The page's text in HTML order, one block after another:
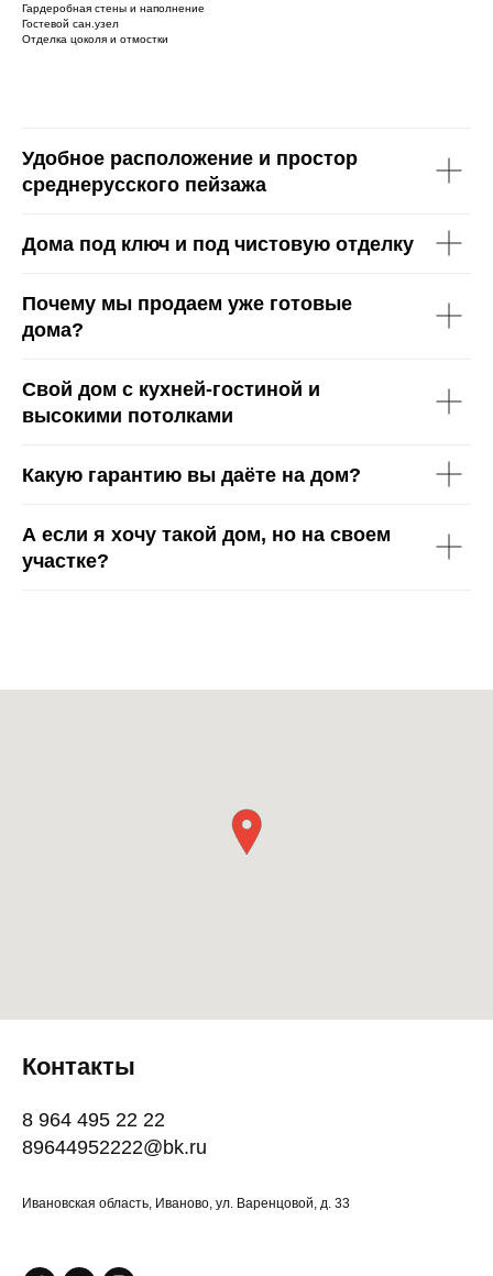
Гардеробная стены и наполнение
Гостевой сан.узел
Отделка цоколя и отмостки
Удобное расположение и простор
среднерусского пейзажа
Дома под ключ и под чистовую отделку
Почему мы продаем уже готовые
дома?
Свой дом с кухней-гостиной и
высокими потолками
Какую гарантию вы даёте на дом?
А если я хочу такой дом, но на своем
участке?
Контакты
8 964 495 22 22
89644952222@bk.ru
Ивановская область, Иваново, ул. Варенцовой, д. 33